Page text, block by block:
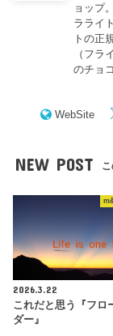
ョップ
ラライ
トの正
（フラ
のチョコ
WebSite
NEW POST
2026.3.22
これだと思う『フロ
ダー』